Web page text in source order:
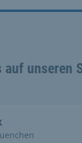
auf unseren